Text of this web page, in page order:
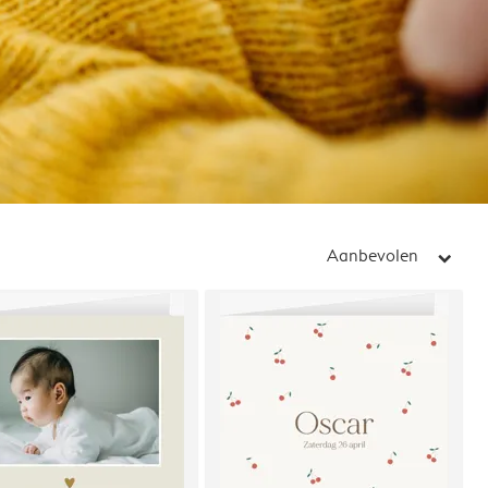
Aanbevolen arrow_right